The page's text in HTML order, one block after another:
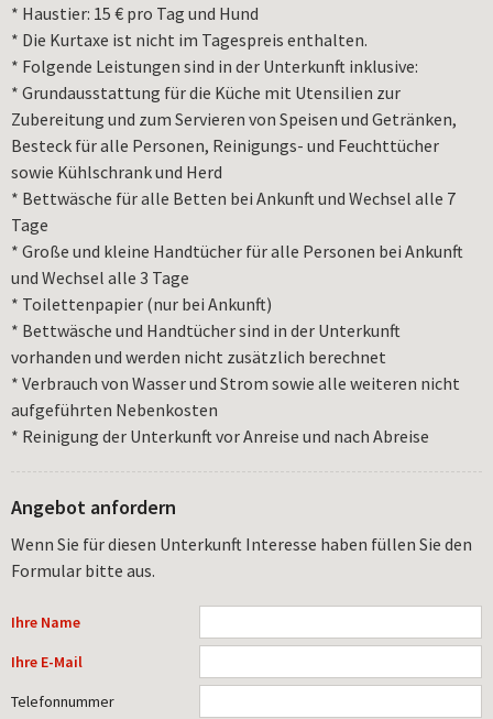
* Haustier: 15 € pro Tag und Hund
* Die Kurtaxe ist nicht im Tagespreis enthalten.
* Folgende Leistungen sind in der Unterkunft inklusive:
* Grundausstattung für die Küche mit Utensilien zur
Zubereitung und zum Servieren von Speisen und Getränken,
Besteck für alle Personen, Reinigungs- und Feuchttücher
sowie Kühlschrank und Herd
* Bettwäsche für alle Betten bei Ankunft und Wechsel alle 7
Tage
* Große und kleine Handtücher für alle Personen bei Ankunft
und Wechsel alle 3 Tage
* Toilettenpapier (nur bei Ankunft)
* Bettwäsche und Handtücher sind in der Unterkunft
vorhanden und werden nicht zusätzlich berechnet
* Verbrauch von Wasser und Strom sowie alle weiteren nicht
aufgeführten Nebenkosten
* Reinigung der Unterkunft vor Anreise und nach Abreise
Angebot anfordern
Wenn Sie für diesen Unterkunft Interesse haben füllen Sie den
Formular bitte aus.
Ihre Name
Ihre E-Mail
Telefonnummer